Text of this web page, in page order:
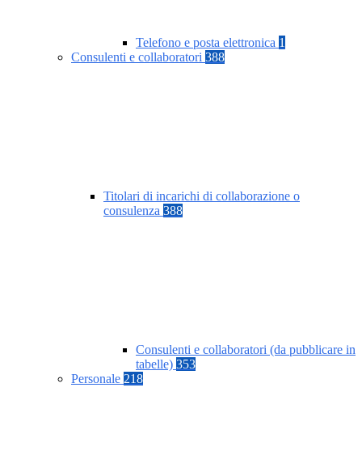
Telefono e posta elettronica 1
Consulenti e collaboratori 388
Titolari di incarichi di collaborazione o
consulenza 388
Consulenti e collaboratori (da pubblicare in
tabelle) 353
Personale 218